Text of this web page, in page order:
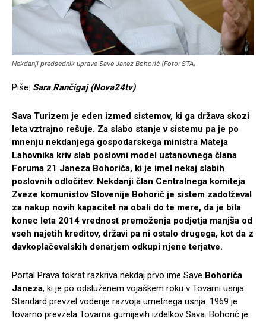
Nekdanji predsednik uprave Save Janez Bohorič (Foto: STA)
Piše: Sara Rančigaj (Nova24tv)
Sava Turizem je eden izmed sistemov, ki ga država skozi
leta vztrajno rešuje. Za slabo stanje v sistemu pa je po
mnenju nekdanjega gospodarskega ministra Mateja
Lahovnika kriv slab poslovni model ustanovnega člana
Foruma 21 Janeza Bohoriča, ki je imel nekaj slabih
poslovnih odločitev. Nekdanji član Centralnega komiteja
Zveze komunistov Slovenije Bohorič je sistem zadolževal
za nakup novih kapacitet na obali do te mere, da je bila
konec leta 2014 vrednost premoženja podjetja manjša od
vseh najetih kreditov, državi pa ni ostalo drugega, kot da z
davkoplačevalskih denarjem odkupi njene terjatve.
Portal Prava tokrat razkriva nekdaj prvo ime Save Bohoriča
Janeza, ki je po odsluženem vojaškem roku v Tovarni usnja
Standard prevzel vodenje razvoja umetnega usnja. 1969 je
tovarno prevzela Tovarna gumijevih izdelkov Sava. Bohorič je